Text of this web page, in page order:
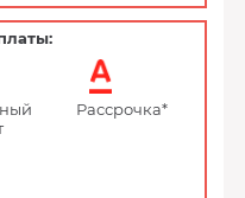
Рассрочка*